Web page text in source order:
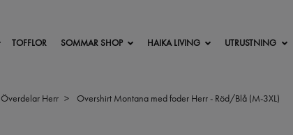
TOFFLOR SOMMAR SHOP HAIKA LIVING UTRUSTNING
Överdelar Herr Overshirt Montana med foder Herr - Röd/Blå (M-3XL)